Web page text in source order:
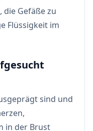
die Gefäße zu
Flüssigkeit im
sind und
in der Brust